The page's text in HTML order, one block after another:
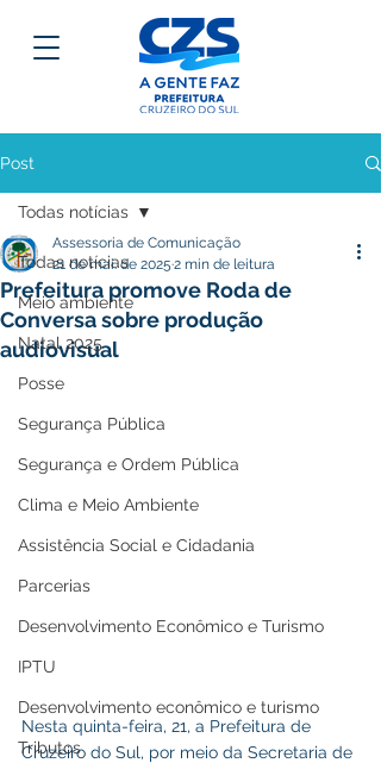
Post
Todas notícias
Meio ambiente
Natal 2025
Posse
Segurança Pública
Segurança e Ordem Pública
Clima e Meio Ambiente
Assistência Social e Cidadania
Parcerias
Desenvolvimento Econômico e Turismo
IPTU
Desenvolvimento econômico e turismo
Tributos
Todas notícias
Prefeitura promove Roda de
Conversa sobre produção
audiovisual
Assessoria de Comunicação
21 de mai. de 2025 2 min de leitura
Nesta quinta-feira, 21, a Prefeitura de
Cruzeiro do Sul, por meio da Secretaria de